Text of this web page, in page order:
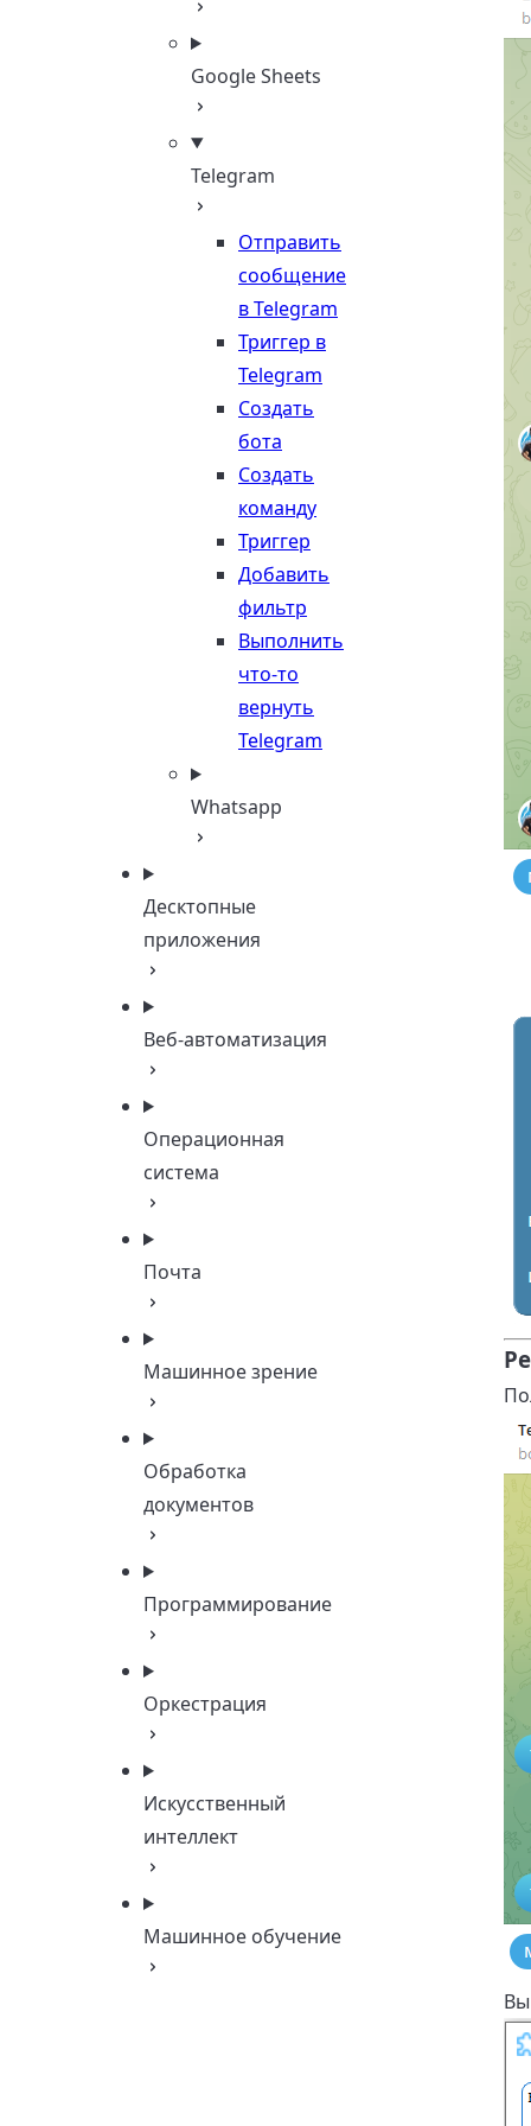
Google Sheets
Telegram
Отправить
сообщение
в Telegram
Триггер в
Telegram
Создать
бота
Создать
команду
Триггер
Добавить
фильтр
Выполнить
что-то
вернуть
Telegram
Whatsapp
Десктопные
приложения
Веб-автоматизация
Операционная
система
Почта
Машинное зрение
Обработка
документов
Программирование
Оркестрация
Искусственный
интеллект
Машинное обучение